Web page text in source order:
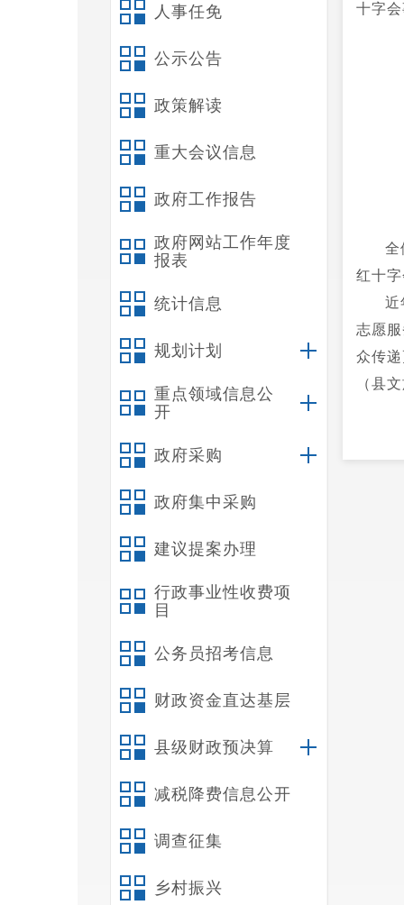
人事任免
公示公告
政策解读
重大会议信息
政府工作报告
政府网站工作年度
报表
统计信息
规划计划
重点领域信息公
开
政府采购
政府集中采购
建议提案办理
行政事业性收费项
目
公务员招考信息
财政资金直达基层
县级财政预决算
减税降费信息公开
调查征集
乡村振兴
十字
全
红十
近
志愿
众传
（县